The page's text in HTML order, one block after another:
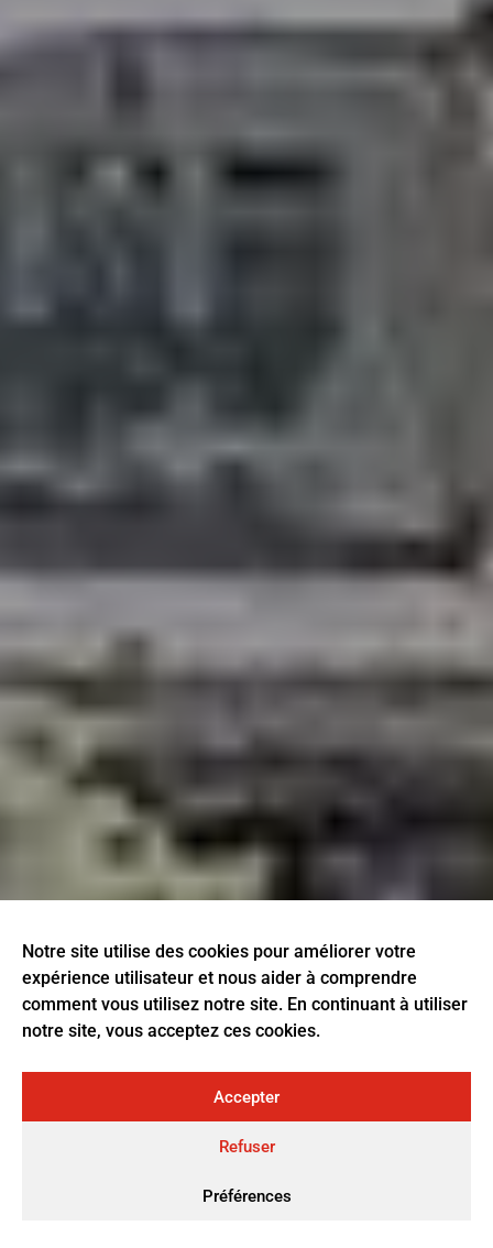
Notre site utilise des cookies pour améliorer votre
expérience utilisateur et nous aider à comprendre
comment vous utilisez notre site. En continuant à utiliser
notre site, vous acceptez ces cookies.
Accepter
Refuser
Préférences